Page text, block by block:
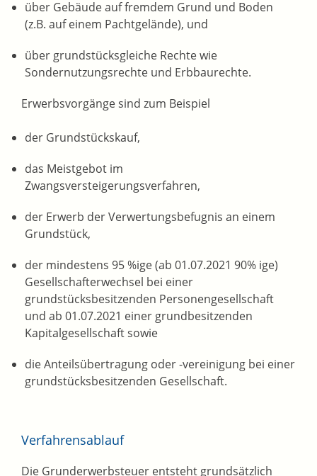
über Gebäude auf fremdem Grund und Boden
(z.B. auf einem Pachtgelände), und
über grundstücksgleiche Rechte wie
Sondernutzungsrechte und Erbbaurechte.
Erwerbsvorgänge sind zum Beispiel
der Grundstückskauf,
das Meistgebot im
Zwangsversteigerungsverfahren,
der Erwerb der Verwertungsbefugnis an einem
Grundstück,
der mindestens 95 %ige (ab 01.07.2021 90% ige)
Gesellschafterwechsel bei einer
grundstücksbesitzenden Personengesellschaft
und ab 01.07.2021 einer grundbesitzenden
Kapitalgesellschaft sowie
die Anteilsübertragung oder -vereinigung bei einer
grundstücksbesitzenden Gesellschaft.
Verfahrensablauf
Die Grunderwerbsteuer entsteht grundsätzlich